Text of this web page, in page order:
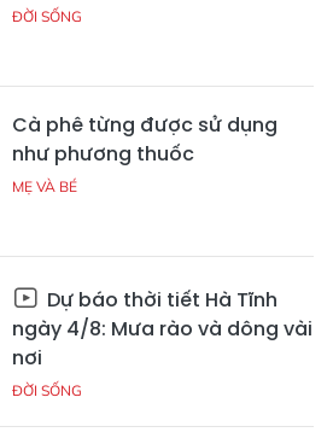
ĐỜI SỐNG
Cà phê từng được sử dụng
như phương thuốc
MẸ VÀ BÉ
Dự báo thời tiết Hà Tĩnh
ngày 4/8: Mưa rào và dông vài
nơi
ĐỜI SỐNG